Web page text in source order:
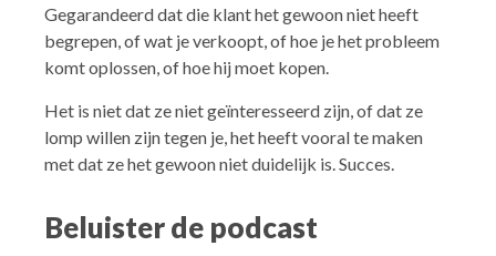
Gegarandeerd dat die klant het gewoon niet heeft
begrepen, of wat je verkoopt, of hoe je het probleem
komt oplossen, of hoe hij moet kopen.
Het is niet dat ze niet geïnteresseerd zijn, of dat ze
lomp willen zijn tegen je, het heeft vooral te maken
met dat ze het gewoon niet duidelijk is. Succes.
Beluister de podcast